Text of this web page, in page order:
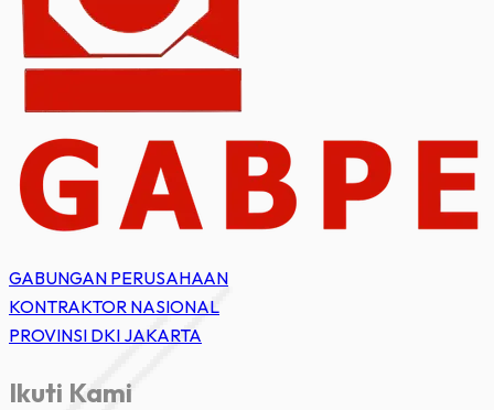
GABUNGAN PERUSAHAAN
KONTRAKTOR NASIONAL
PROVINSI DKI JAKARTA
Ikuti Kami